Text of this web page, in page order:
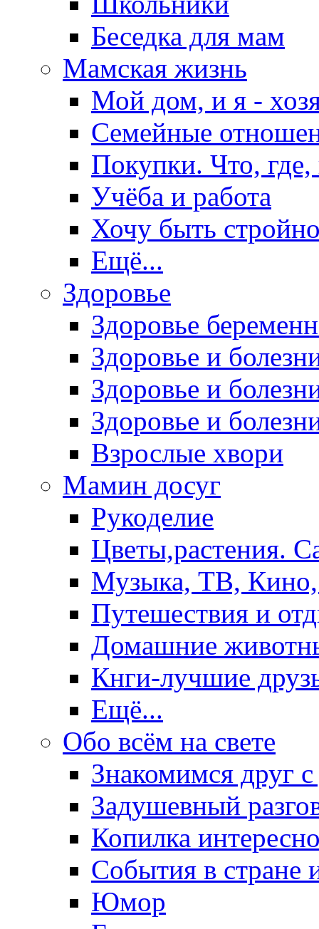
Беседка для мам
Мамская жизнь
Мой дом, и я -
Семейные
Покупки. Что, где,
Учёба и работа
Хочу быть
Ещё...
Здоровье
Здоровье
Здоровье и
Здоровье и
Здоровье и
Взрослые хвори
Мамин досуг
Рукоделие
Цветы,растения.
Музыка, ТВ,
Путешествия и
Домашние
Кнги-лучшие
Ещё...
Обо всём на свете
Знакомимся друг
Задушевный
Копилка
События в стране
Юмор